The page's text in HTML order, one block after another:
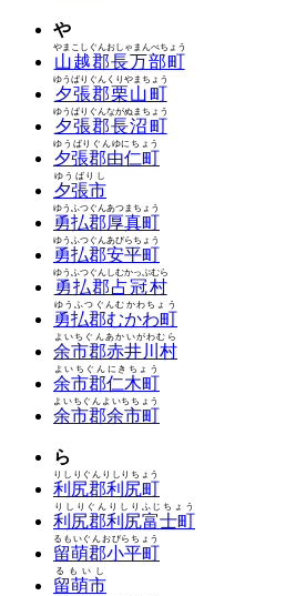
や
山越郡長万部町
やまこしぐんおしゃまんべちょう
夕張郡栗山町
ゆうばりぐんくりやまちょう
夕張郡長沼町
ゆうばりぐんながぬまちょう
夕張郡由仁町
ゆうばりぐんゆにちょう
夕張市
ゆうばりし
勇払郡厚真町
ゆうふつぐんあつまちょう
勇払郡安平町
ゆうふつぐんあびらちょう
勇払郡占冠村
ゆうふつぐんしむかっぷむら
勇払郡むかわ町
ゆうふつぐんむかわちょう
余市郡赤井川村
よいちぐんあかいがわむら
余市郡仁木町
よいちぐんにきちょう
余市郡余市町
よいちぐんよいちちょう
ら
利尻郡利尻町
りしりぐんりしりちょう
利尻郡利尻富士町
りしりぐんりしりふじちょう
留萌郡小平町
るもいぐんおびらちょう
留萌市
るもいし